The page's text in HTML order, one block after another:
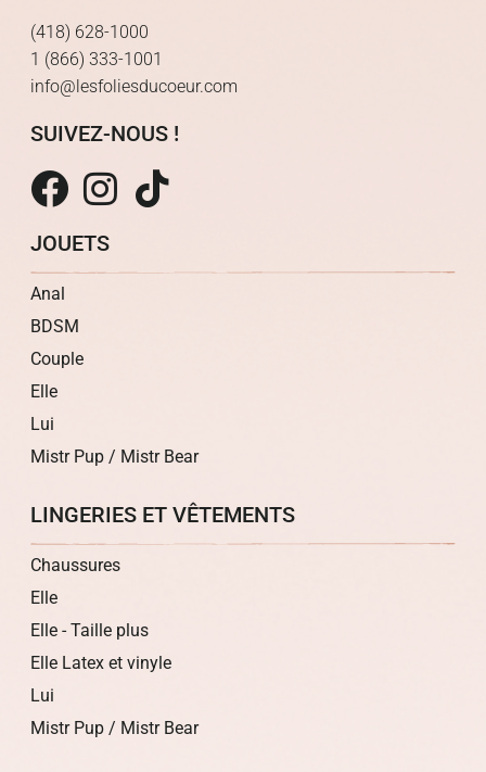
(418) 628-1000
1 (866) 333-1001
info@lesfoliesducoeur.com
SUIVEZ-NOUS !
JOUETS
Anal
BDSM
Couple
Elle
Lui
Mistr Pup / Mistr Bear
LINGERIES ET VÊTEMENTS
Chaussures
Elle
Elle - Taille plus
Elle Latex et vinyle
Lui
Mistr Pup / Mistr Bear